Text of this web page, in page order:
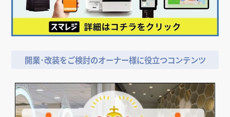
開業･改装をご検討のオーナー様に役立つコンテンツ